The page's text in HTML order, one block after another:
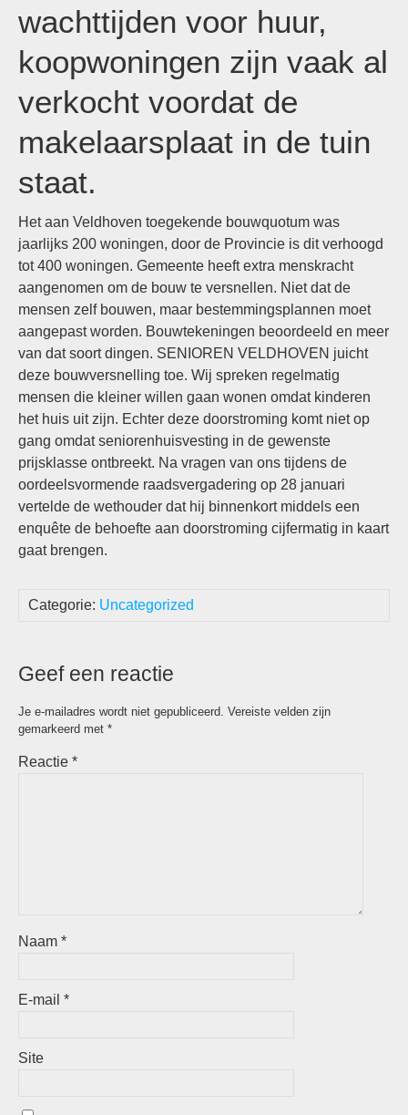
wachttijden voor huur,
koopwoningen zijn vaak al
verkocht voordat de
makelaarsplaat in de tuin
staat.
Het aan Veldhoven toegekende bouwquotum was
jaarlijks 200 woningen, door de Provincie is dit verhoogd
tot 400 woningen. Gemeente heeft extra menskracht
aangenomen om de bouw te versnellen. Niet dat de
mensen zelf bouwen, maar bestemmingsplannen moet
aangepast worden. Bouwtekeningen beoordeeld en meer
van dat soort dingen. SENIOREN VELDHOVEN juicht
deze bouwversnelling toe. Wij spreken regelmatig
mensen die kleiner willen gaan wonen omdat kinderen
het huis uit zijn. Echter deze doorstroming komt niet op
gang omdat seniorenhuisvesting in de gewenste
prijsklasse ontbreekt. Na vragen van ons tijdens de
oordeelsvormende raadsvergadering op 28 januari
vertelde de wethouder dat hij binnenkort middels een
enquête de behoefte aan doorstroming cijfermatig in kaart
gaat brengen.
Categorie: Uncategorized
Geef een reactie
Je e-mailadres wordt niet gepubliceerd. Vereiste velden zijn
gemarkeerd met *
Reactie *
Naam *
E-mail *
Site